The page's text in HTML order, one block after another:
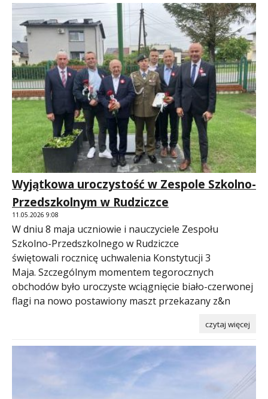
Wyjątkowa uroczystość w Zespole Szkolno-
Przedszkolnym w Rudziczce
11.05.2026 9:08
W dniu 8 maja uczniowie i nauczyciele Zespołu
Szkolno-Przedszkolnego w Rudziczce
świętowali rocznicę uchwalenia Konstytucji 3
Maja. Szczególnym momentem tegorocznych
obchodów było uroczyste wciągnięcie biało-czerwonej
flagi na nowo postawiony maszt przekazany z&n
czytaj więcej